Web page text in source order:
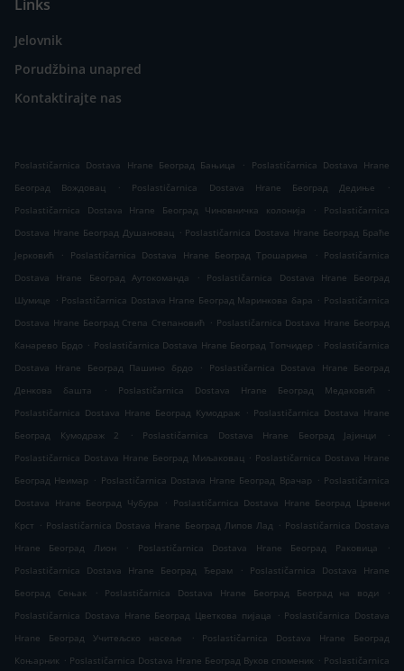
Links
Jelovnik
Porudžbina unapred
Kontaktirajte nas
Poslastičarnica Dostava Hrane Београд Бањица .
Poslastičarnica Dostava Hrane
Београд Вождовац
. Poslastičarnica Dostava Hrane Београд Дедиње
.
Poslastičarnica Dostava Hrane Београд Чиновничка колонија
.
Poslastičarnica
Dostava Hrane Београд Душановац . Poslastičarnica Dostava Hrane Београд Браће
Јерковић
. Poslastičarnica Dostava Hrane Београд Трошарина . Poslastičarnica
Dostava Hrane Београд Аутокоманда
.
Poslastičarnica Dostava Hrane Београд
Шумице . Poslastičarnica Dostava Hrane Београд Маринкова бара . Poslastičarnica
Dostava Hrane Београд Степа Степановић . Poslastičarnica Dostava Hrane Београд
Канарево Брдо . Poslastičarnica Dostava Hrane Београд Топчидер . Poslastičarnica
Dostava Hrane Београд Пашино брдо
.
Poslastičarnica Dostava Hrane Београд
Денкова башта
. Poslastičarnica Dostava Hrane Београд Медаковић
.
Poslastičarnica Dostava Hrane Београд Кумодраж . Poslastičarnica Dostava Hrane
Београд Кумодраж 2
. Poslastičarnica Dostava Hrane Београд Јајинци
.
Poslastičarnica Dostava Hrane Београд Миљаковац . Poslastičarnica Dostava Hrane
Београд Неимар . Poslastičarnica Dostava Hrane Београд Врачар . Poslastičarnica
Dostava Hrane Београд Чубура
. Poslastičarnica Dostava Hrane Београд Црвени
Крст . Poslastičarnica Dostava Hrane Београд Липов Лад . Poslastičarnica Dostava
Hrane Београд Лион
. Poslastičarnica Dostava Hrane Београд Раковица
.
Poslastičarnica Dostava Hrane Београд Ђерам
.
Poslastičarnica Dostava Hrane
Београд Сењак
. Poslastičarnica Dostava Hrane Београд Београд на води
.
Poslastičarnica Dostava Hrane Београд Цветкова пијаца
. Poslastičarnica Dostava
Hrane Београд Учитељско насеље
.
Poslastičarnica Dostava Hrane Београд
Коњарник . Poslastičarnica Dostava Hrane Београд Вуков споменик . Poslastičarnica